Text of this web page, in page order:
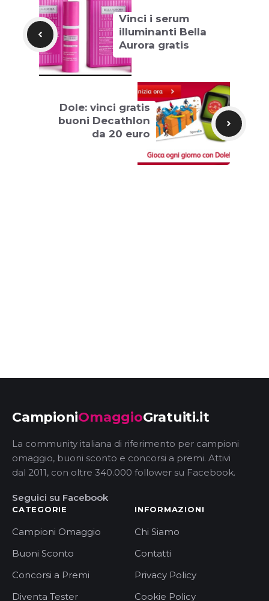
Vinci i serum
illuminanti Bella
Aurora gratis
Dole: vinci gratis
buoni Decathlon
da 20 euro
CampioniOmaggioGratuiti.it
La community italiana di riferimento per campioni
omaggio, buoni sconto e concorsi a premi. Attivi
dal 2011, con oltre 340.000 follower su Facebook.
Seguici su Facebook
CATEGORIE
Campioni Omaggio
Buoni Sconto
Concorsi a Premi
Diventa Tester
INFORMAZIONI
Chi Siamo
Contatti
Privacy Policy
Cookie Policy